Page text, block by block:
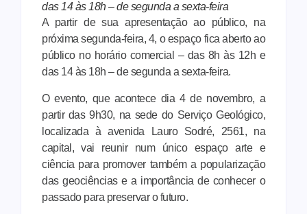
das 14 às 18h – de segunda a sexta-feira
A partir de sua apresentação ao público, na
próxima segunda-feira, 4, o espaço fica aberto ao
público no horário comercial – das 8h às 12h e
das 14 às 18h – de segunda a sexta-feira.
O evento, que acontece dia 4 de novembro, a
partir das 9h30, na sede do Serviço Geológico,
localizada à avenida Lauro Sodré, 2561, na
capital, vai reunir num único espaço arte e
ciência para promover também a popularização
das geociências e a importância de conhecer o
passado para preservar o futuro.